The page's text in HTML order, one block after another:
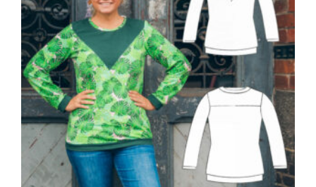
Produktseite
gewählt
werden